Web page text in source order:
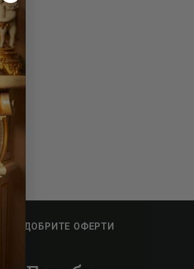
ДОБРИТЕ ОФЕРТИ